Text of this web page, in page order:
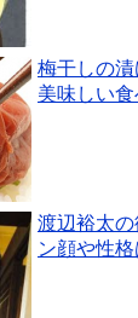
梅干しの漬
美味しい
渡辺裕太
ン顔や性